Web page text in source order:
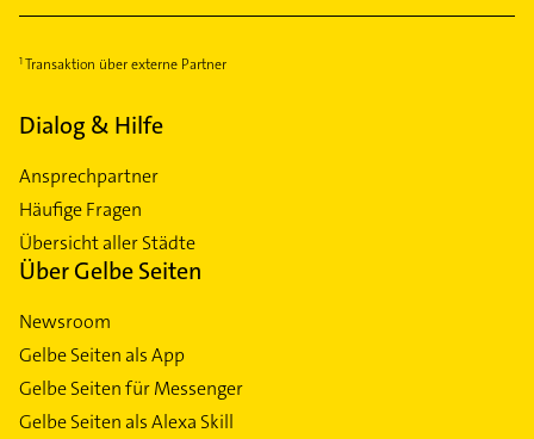
Transaktion über externe Partner
Dialog & Hilfe
Ansprechpartner
Häufige Fragen
Übersicht aller Städte
Über Gelbe Seiten
Newsroom
Gelbe Seiten als App
Gelbe Seiten für Messenger
Gelbe Seiten als Alexa Skill